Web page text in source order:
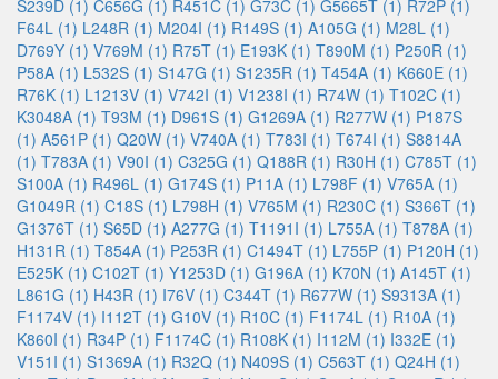
S239D (1) C656G (1) R451C (1) G73C (1) G5665T (1) R72P (1)
F64L (1) L248R (1) M204I (1) R149S (1) A105G (1) M28L (1)
D769Y (1) V769M (1) R75T (1) E193K (1) T890M (1) P250R (1)
P58A (1) L532S (1) S147G (1) S1235R (1) T454A (1) K660E (1)
R76K (1) L1213V (1) V742I (1) V1238I (1) R74W (1) T102C (1)
K3048A (1) T93M (1) D961S (1) G1269A (1) R277W (1) P187S
(1) A561P (1) Q20W (1) V740A (1) T783I (1) T674I (1) S8814A
(1) T783A (1) V90I (1) C325G (1) Q188R (1) R30H (1) C785T (1)
S100A (1) R496L (1) G174S (1) P11A (1) L798F (1) V765A (1)
G1049R (1) C18S (1) L798H (1) V765M (1) R230C (1) S366T (1)
G1376T (1) S65D (1) A277G (1) T1191I (1) L755A (1) T878A (1)
H131R (1) T854A (1) P253R (1) C1494T (1) L755P (1) P120H (1)
E525K (1) C102T (1) Y1253D (1) G196A (1) K70N (1) A145T (1)
L861G (1) H43R (1) I76V (1) C344T (1) R677W (1) S9313A (1)
F1174V (1) I112T (1) G10V (1) R10C (1) F1174L (1) R10A (1)
K860I (1) R34P (1) F1174C (1) R108K (1) I112M (1) I332E (1)
V151I (1) S1369A (1) R32Q (1) N409S (1) C563T (1) Q24H (1)